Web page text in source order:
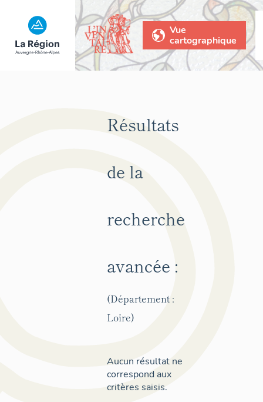
Vue
cartographique
Résultats
de la
recherche
avancée :
(Département :
Loire)
Aucun résultat ne
correspond aux
critères saisis.